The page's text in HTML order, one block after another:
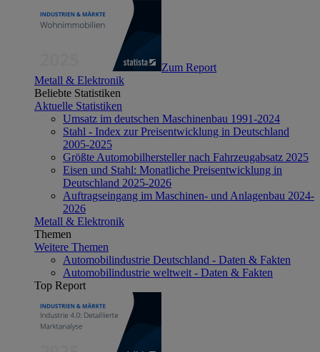
Zum Report
Metall & Elektronik
Beliebte Statistiken
Aktuelle Statistiken
Umsatz im deutschen Maschinenbau 1991-2024
Stahl - Index zur Preisentwicklung in Deutschland
2005-2025
Größte Automobilhersteller nach Fahrzeugabsatz 2025
Eisen und Stahl: Monatliche Preisentwicklung in
Deutschland 2025-2026
Auftragseingang im Maschinen- und Anlagenbau 2024-
2026
Metall & Elektronik
Themen
Weitere Themen
Automobilindustrie Deutschland - Daten & Fakten
Automobilindustrie weltweit - Daten & Fakten
Top Report